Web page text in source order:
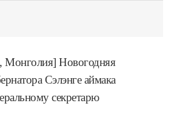
Монголия] Новогодняя
Сэлэнге аймака
секретарю